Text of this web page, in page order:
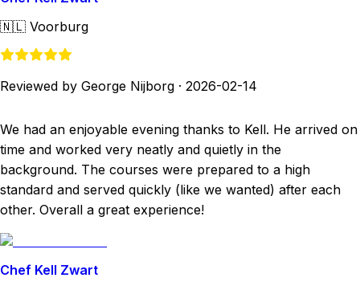
🇳🇱 Voorburg
Reviewed by George Nijborg · 2026-02-14
We had an enjoyable evening thanks to Kell. He arrived on
time and worked very neatly and quietly in the
background. The courses were prepared to a high
standard and served quickly (like we wanted) after each
other. Overall a great experience!
Chef Kell Zwart